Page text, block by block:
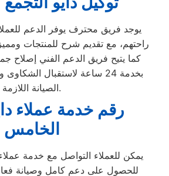
يوجد فريق محترف يوفر الدعم
راحتهم، مع تقديم شرح للمنتجات
كما يتيح فريق الدعم الفني إصلاح
بخدمة 24 ساعة لاستقبال
الصيانة اللازمة.
رقم خدمة عملاء
الخامس
يمكن للعملاء التواصل مع خدمة
للحصول على دعم كامل وصيانة